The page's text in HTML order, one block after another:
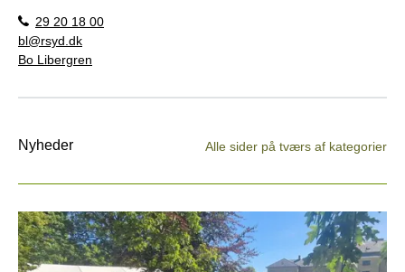
29 20 18 00
bl@rsyd.dk
Bo Libergren
Nyheder Alle sider på tværs af kategorier